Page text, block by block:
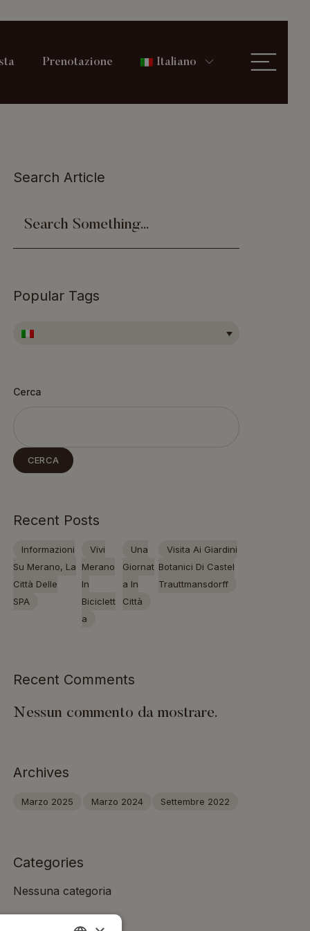
Prenotazione Italiano
Search Article
Popular Tags
Cerca
CERCA
Recent Posts
Informazioni
Su Merano, La
Città Delle
SPA
Vivi
Merano
In
Biciclett
A
Una
Giornat
A In
Città
Visita Ai Giardini
Botanici Di Castel
Trauttmansdorff
Recent Comments
Nessun commento da mostrare.
Archives
Marzo 2025 Marzo 2024 Settembre 2022
Categories
Nessuna categoria